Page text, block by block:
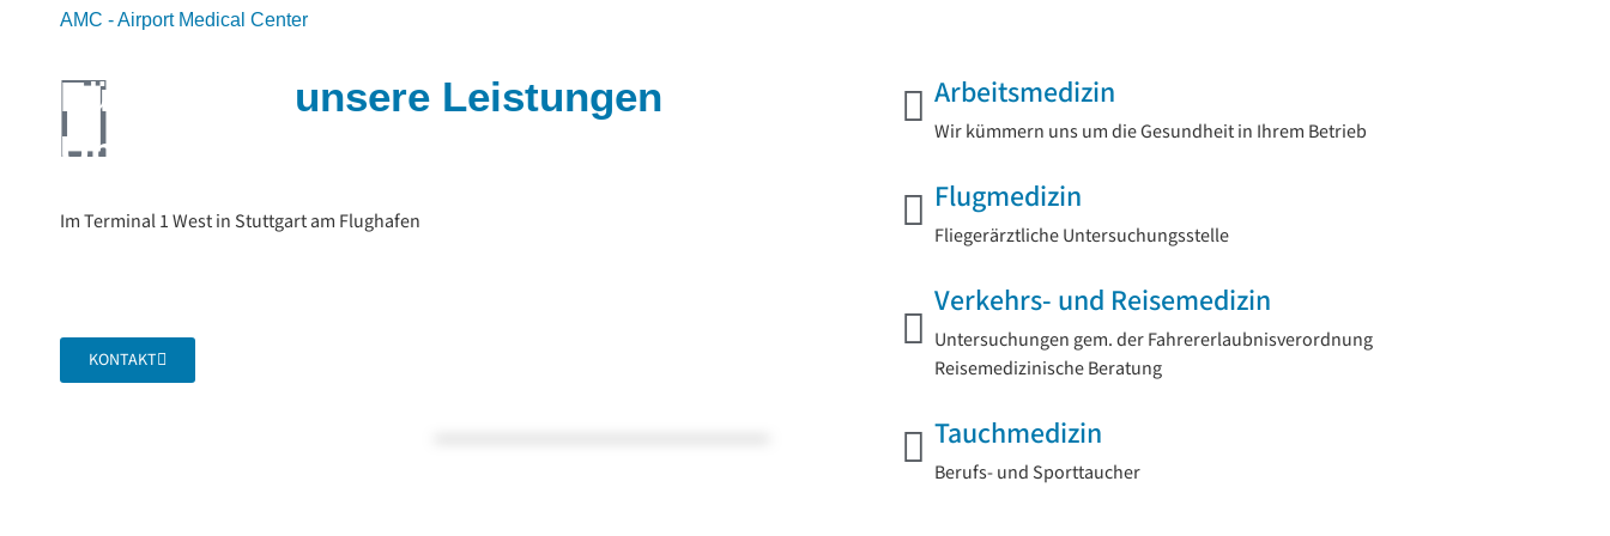
AMC - Airport Medical Center
Für Sie alle unsere Leistungen
Überblick
Im Terminal 1 West in Stuttgart am Flughafen
KONTAKT
Arbeitsmedizin
Wir kümmern uns um die Gesundheit in Ihrem Betrieb
Flugmedizin
Fliegerärztliche Untersuchungsstelle
Verkehrs- und Reisemedizin
Untersuchungen gem. der Fahrererlaubnisverordnung
Reisemedizinische Beratung
Tauchmedizin
Berufs- und Sporttaucher